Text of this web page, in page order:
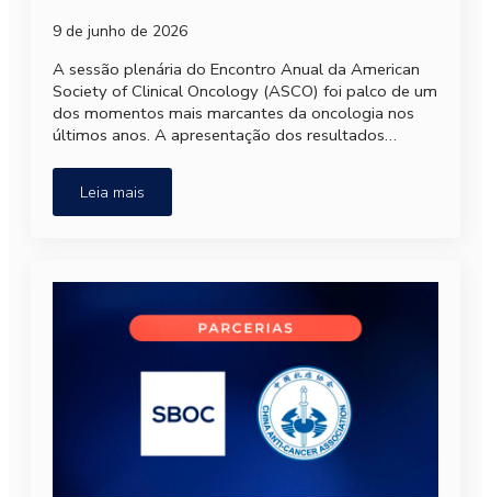
9 de junho de 2026
A sessão plenária do Encontro Anual da American
Society of Clinical Oncology (ASCO) foi palco de um
dos momentos mais marcantes da oncologia nos
últimos anos. A apresentação dos resultados…
Leia mais